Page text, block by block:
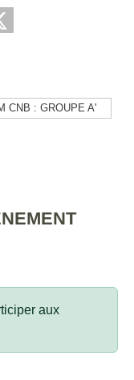
CNB : GROUPE A'
aux